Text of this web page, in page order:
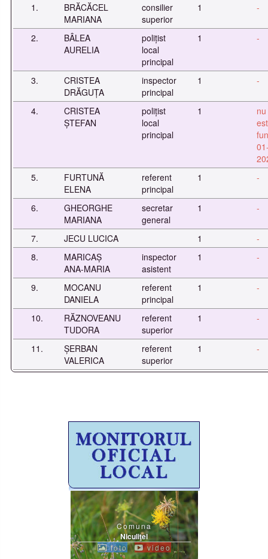
1.
BRĂCĂCEL
MARIANA
consilier
superior
1 -
2.
BÂLEA
AURELIA
polițist
local
principal
1 -
3.
CRISTEA
DRĂGUȚA
inspector
principal
1 -
4.
CRISTEA
ȘTEFAN
polițist
local
principal
1
5.
FURTUNĂ
ELENA
referent
principal
1 -
6.
GHEORGHE
MARIANA
secretar
general
1 -
7. JECU LUCICA 1
-
8.
MARICAȘ
ANA-MARIA
inspector
asistent
1 -
9.
MOCANU
DANIELA
referent
principal
1 -
10.
RĂZNOVEANU
TUDORA
referent
superior
1 -
11.
ȘERBAN
VALERICA
referent
superior
1 -
Comuna
Niculiţel
foto video